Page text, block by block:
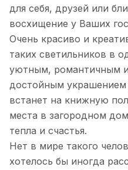
для себя, друзей или
восхищение у Ваших
Очень красиво и
таких светильников в
уютным, романтичным
достойным украшением
встанет на книжную
места в загородном
тепла и счастья.
Нет в мире такого
хотелось бы иногда